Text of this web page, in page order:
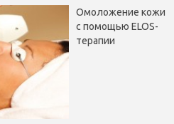
Омоложение кожи
с помощью ELOS-
терапии